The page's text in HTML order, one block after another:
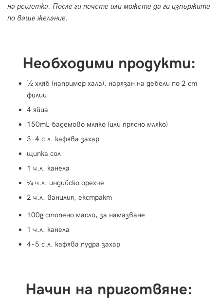
на решетка. После ги печете или можете да ги изпържите
по ваше желание.
Необходими продукти:
½ хляб (например хала), нарязан на дебели по 2 cm
филии
4 яйца
150mL бадемово мляко (или прясно мляко)
3–4 с.л. кафява захар
щипка сол
1 ч.л. канела
¼ ч.л. индийско орехче
2 ч.л. ванилия, екстракт
100g стопено масло, за намазване
1 ч.л. канела
4–5 с.л. кафява пудра захар
Начин на приготвяне: